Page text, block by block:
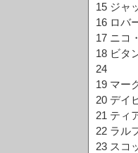
15 ジャ
16 ロバ
17 ニコ
18 ビタ
24
19 マー
20 デイ
21 ティ
22 ラル
23 スコ